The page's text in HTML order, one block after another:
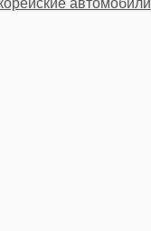
автомобили